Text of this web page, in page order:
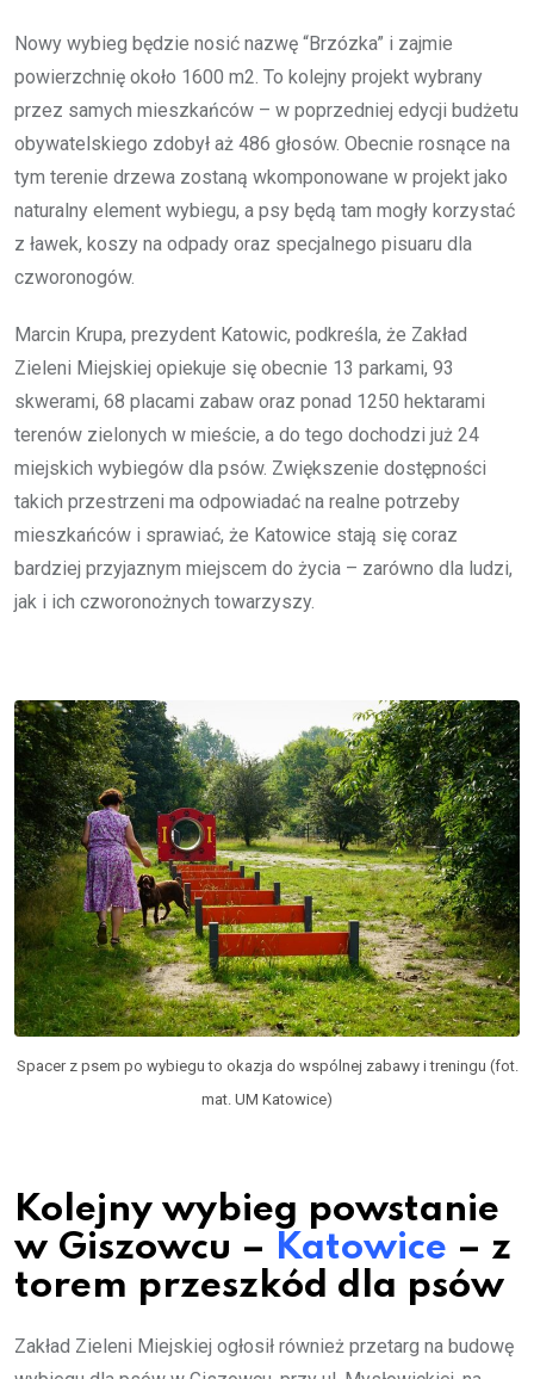
Nowy wybieg będzie nosić nazwę “Brzózka” i zajmie
powierzchnię około 1600 m2. To kolejny projekt wybrany
przez samych mieszkańców – w poprzedniej edycji budżetu
obywatelskiego zdobył aż 486 głosów. Obecnie rosnące na
tym terenie drzewa zostaną wkomponowane w projekt jako
naturalny element wybiegu, a psy będą tam mogły korzystać
z ławek, koszy na odpady oraz specjalnego pisuaru dla
czworonogów.
Marcin Krupa, prezydent Katowic, podkreśla, że Zakład
Zieleni Miejskiej opiekuje się obecnie 13 parkami, 93
skwerami, 68 placami zabaw oraz ponad 1250 hektarami
terenów zielonych w mieście, a do tego dochodzi już 24
miejskich wybiegów dla psów. Zwiększenie dostępności
takich przestrzeni ma odpowiadać na realne potrzeby
mieszkańców i sprawiać, że Katowice stają się coraz
bardziej przyjaznym miejscem do życia – zarówno dla ludzi,
jak i ich czworonożnych towarzyszy.
Spacer z psem po wybiegu to okazja do wspólnej zabawy i treningu (fot.
mat. UM Katowice)
Kolejny wybieg powstanie
w Giszowcu – Katowice – z
torem przeszkód dla psów
Zakład Zieleni Miejskiej ogłosił również przetarg na budowę